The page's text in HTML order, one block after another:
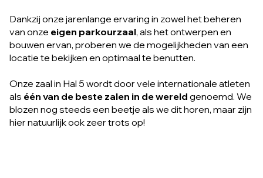
Dankzij onze jarenlange ervaring in zowel het beheren
van onze eigen parkourzaal, als het ontwerpen en
bouwen ervan, proberen we de mogelijkheden van een
locatie te bekijken en optimaal te benutten.
Onze zaal in Hal 5 wordt door vele internationale atleten
als één van de beste zalen in de wereld genoemd. We
blozen nog steeds een beetje als we dit horen, maar zijn
hier natuurlijk ook zeer trots op!